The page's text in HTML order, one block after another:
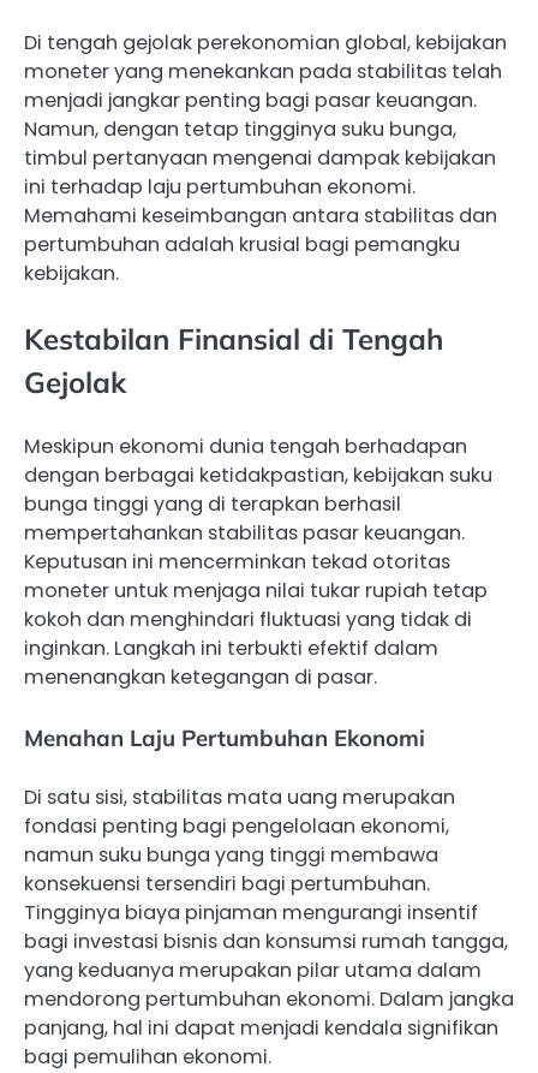
Di tengah gejolak perekonomian global, kebijakan
moneter yang menekankan pada stabilitas telah
menjadi jangkar penting bagi pasar keuangan.
Namun, dengan tetap tingginya suku bunga,
timbul pertanyaan mengenai dampak kebijakan
ini terhadap laju pertumbuhan ekonomi.
Memahami keseimbangan antara stabilitas dan
pertumbuhan adalah krusial bagi pemangku
kebijakan.
Kestabilan Finansial di Tengah
Gejolak
Meskipun ekonomi dunia tengah berhadapan
dengan berbagai ketidakpastian, kebijakan suku
bunga tinggi yang di terapkan berhasil
mempertahankan stabilitas pasar keuangan.
Keputusan ini mencerminkan tekad otoritas
moneter untuk menjaga nilai tukar rupiah tetap
kokoh dan menghindari fluktuasi yang tidak di
inginkan. Langkah ini terbukti efektif dalam
menenangkan ketegangan di pasar.
Menahan Laju Pertumbuhan Ekonomi
Di satu sisi, stabilitas mata uang merupakan
fondasi penting bagi pengelolaan ekonomi,
namun suku bunga yang tinggi membawa
konsekuensi tersendiri bagi pertumbuhan.
Tingginya biaya pinjaman mengurangi insentif
bagi investasi bisnis dan konsumsi rumah tangga,
yang keduanya merupakan pilar utama dalam
mendorong pertumbuhan ekonomi. Dalam jangka
panjang, hal ini dapat menjadi kendala signifikan
bagi pemulihan ekonomi.